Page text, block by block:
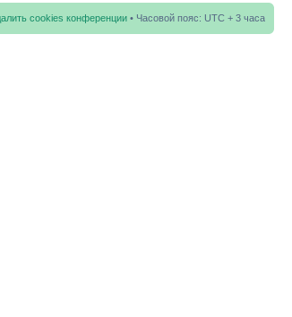
cookies конференции • Часовой пояс: UTC + 3 часа